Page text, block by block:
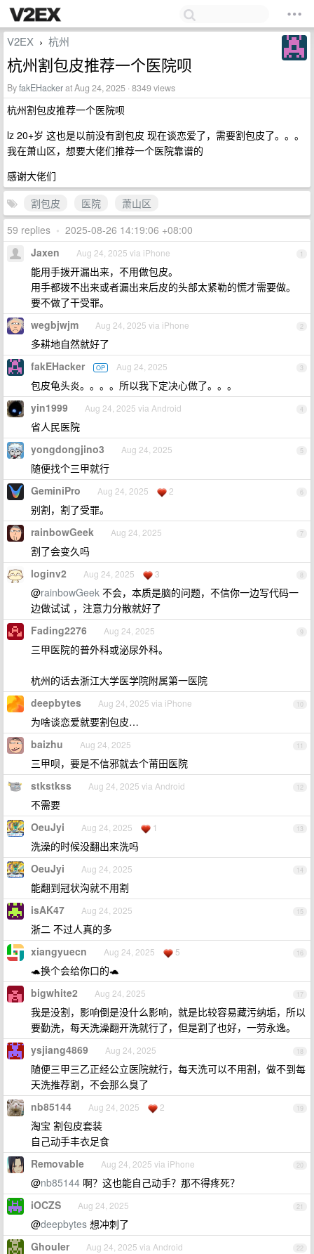
V2EX › 杭州
杭州割包皮推荐一个医院呗
ByfakEHackerat Aug 24, 2025 · 8349 views
杭州割包皮推荐一个医院呗
lz 20+岁 这也是以前没有割包皮 现在谈恋爱了，需要割包皮了。。。
我在萧山区，想要大佬们推荐一个医院靠谱的
感谢大佬们
割包皮
医院
萧山区
59 replies • 2025-08-26 14:19:06 +08:00
1
Jaxen Aug 24, 2025 via iPhone
能用手拨开漏出来，不用做包皮。
用手都拨不出来或者漏出来后皮的头部太紧勒的慌才需要做。
要不做了干受罪。
2
wegbjwjm Aug 24, 2025 via iPhone
多耕地自然就好了
3
fakEHacker OP Aug 24, 2025
包皮龟头炎。。。。所以我下定决心做了。。。
4
yin1999 Aug 24, 2025 via Android
省人民医院
5
yongdongjino3 Aug 24, 2025
随便找个三甲就行
6
GeminiPro Aug 24, 2025 2
别割，割了受罪。
7
rainbowGeek Aug 24, 2025
割了会变久吗
8
loginv2 Aug 24, 2025 3
@rainbowGeek 不会，本质是脑的问题，不信你一边写代码一
边做试试 ，注意力分散就好了
9
Fading2276 Aug 24, 2025
三甲医院的普外科或泌尿外科。
杭州的话去浙江大学医学院附属第一医院
10
deepbytes Aug 24, 2025 via iPhone
为啥谈恋爱就要割包皮…
11
baizhu Aug 24, 2025
三甲呗，要是不信邪就去个莆田医院
12
stkstkss Aug 24, 2025 via Android
不需要
13
OeuJyi Aug 24, 2025 1
洗澡的时候没翻出来洗吗
14
OeuJyi Aug 24, 2025
能翻到冠状沟就不用割
15
isAK47 Aug 24, 2025
浙二 不过人真的多
16
xiangyuecn Aug 24, 2025 5
🐢换个会给你口的🐢
17
bigwhite2 Aug 24, 2025
我是没割，影响倒是没什么影响，就是比较容易藏污纳垢，所以
要勤洗，每天洗澡翻开洗就行了，但是割了也好，一劳永逸。
18
ysjiang4869 Aug 24, 2025
随便三甲三乙正经公立医院就行，每天洗可以不用割，做不到每
天洗推荐割，不会那么臭了
19
nb85144 Aug 24, 2025 2
淘宝 割包皮套装
自己动手丰衣足食
20
Removable Aug 24, 2025 via iPhone
@nb85144 啊？这也能自己动手？那不得疼死？
21
iOCZS Aug 24, 2025
@deepbytes 想冲刺了
22
Ghouler Aug 24, 2025 via Android